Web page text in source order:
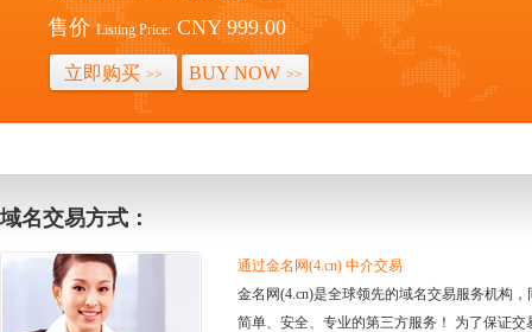
售价 Listing Price: CNY 999.00
立即购买 >> BUY NOW >>
域名交易方式：
通过金名网(4.cn) 中介交易
金名网(4.cn)是全球领先的域名交易服务机构
简单、安全、专业的第三方服务！ 为了保证